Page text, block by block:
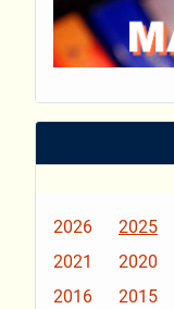
2026 2025
2021
2020
2016
2015